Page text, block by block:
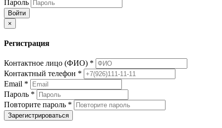
Пароль
Войти
×
Регистрация
Контактное лицо (ФИО) *
Контактный телефон *
Email *
Пароль *
Повторите пароль *
Зарегистрироваться